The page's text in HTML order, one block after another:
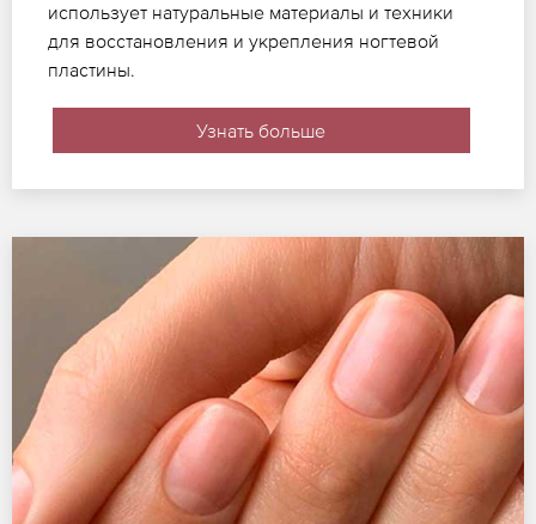
использует натуральные материалы и техники
для восстановления и укрепления ногтевой
пластины.
Узнать больше